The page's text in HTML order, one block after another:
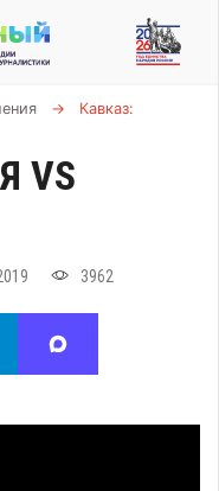
→
Кавказ:
VS
3962